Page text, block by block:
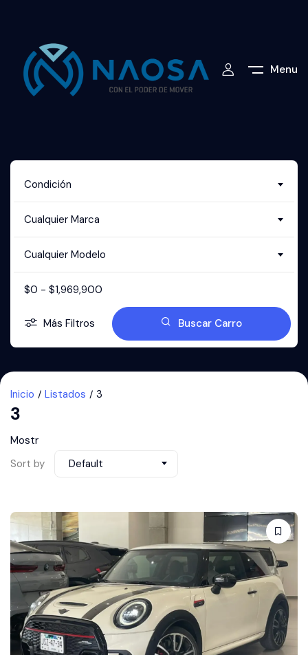
Menu
Condición
Cualquier Marca
Cualquier Modelo
$0 - $1,969,900
Más Filtros Buscar Carro
Inicio Listados 3
3
Mostr
Sort by
Default